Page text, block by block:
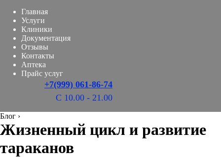
Главная
Услуги
Клиники
Документация
Отзывы
Контакты
Аптека
Прайс услуг
+7(999) 061-86-74
С 10.00 - 21.00
Блог ›
Жизненный цикл и развитие
тараканов